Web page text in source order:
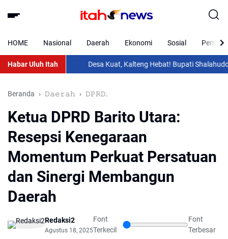
HOME Nasional Daerah Ekonomi Sosial
Habar Uluh Itah Desa Kuat, Kalteng Hebat! Bupati Shalahuddin
Beranda 𝙳𝚊𝚎𝚛𝚊𝚑 𝙳𝙿𝚁𝙳.
Ketua DPRD Barito Utara:
Resepsi Kenegaraan
Momentum Perkuat Persatuan
dan Sinergi Membangun
Daerah
Redaksi2
Agustus 18, 2025
Font
Terkecil
Font
Terbesar